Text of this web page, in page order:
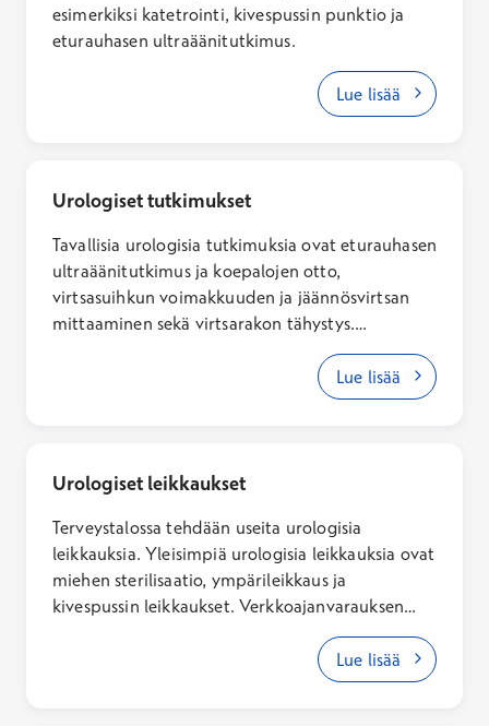
esimerkiksi katetrointi, kivespussin punktio ja
eturauhasen ultraäänitutkimus.
Lue lisää
Urologiset tutkimukset
Tavallisia urologisia tutkimuksia ovat eturauhasen
ultraäänitutkimus ja koepalojen otto,
virtsasuihkun voimakkuuden ja jäännösvirtsan
mittaaminen sekä virtsarakon tähystys.
Tutkimukset antavat urologille tärkeää tietoa,
jonka avulla voidaan diagnosoida mahdollinen
virtsaelinten sairaus tai toimintahäiriö.
Lue lisää
Urologiset leikkaukset
Terveystalossa tehdään useita urologisia
leikkauksia. Yleisimpiä urologisia leikkauksia ovat
miehen sterilisaatio, ympärileikkaus ja
kivespussin leikkaukset. Verkkoajanvarauksen
kautta voit varata vastaanottoajan urologille
keskustellaksesi toimenpiteestä. Huomioithan,
että toimenpideaika varataan puhelimitse
Lue lisää